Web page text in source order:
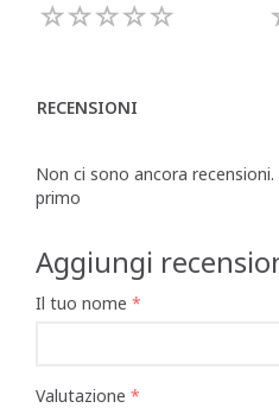
RECENSIONI
Non ci sono ancora
primo
Aggiungi
Il tuo nome
Valutazione